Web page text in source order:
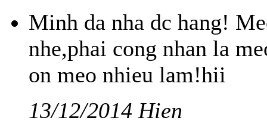
Minh da nha dc hang!
nhe,phai cong nhan la
on meo nhieu lam!hii
13/12/2014 Hien